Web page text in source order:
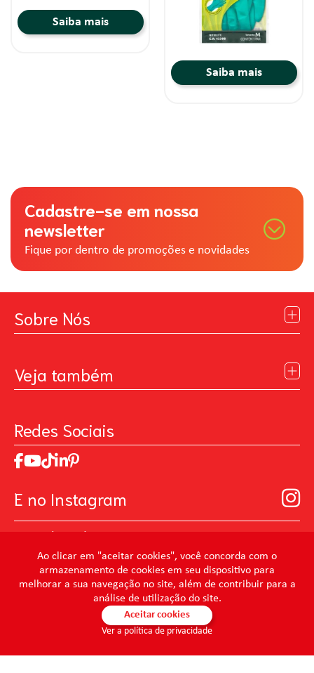
Ao clicar em "aceitar cookies", você concorda com o
armazenamento de cookies em seu dispositivo para
melhorar a sua navegação no site, além de contribuir para a
análise de utilização do site.
Aceitar cookies
Ver a política de privacidade
Saiba mais Saiba mais
Cadastre-se em nossa
newsletter
Fique por dentro de promoções e novidades
Sobre Nós
Contato
Trabalhe Conosco
Relatório de Sustentabilidade 2025
Código de ética
Acionistas
Prevenir Não Dói
Veja também
MasterChef
Art Of Love
Seja um distribuidor de Limpeza Profissional
Redes Sociais
E no Instagram
@mundocondor
@condorbeleza
@condorlimpeza
@condorhigienebucal
@condorpinturaimobiliaria
@condorpinturaartistica
@condorlimpezaprofissional